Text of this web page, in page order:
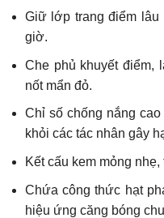
Giữ lớp trang điểm lâu
giờ.
Che phủ khuyết điểm,
nốt mẩn đỏ.
Chỉ số chống nắng
khỏi các tác nhân gây
Kết cấu kem mỏng
Chứa công thức hạt
hiệu ứng căng bóng